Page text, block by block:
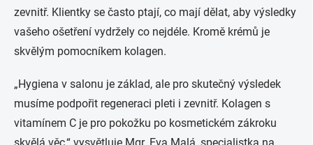
zevnitř. Klientky se často ptají, co mají dělat, aby výsledky
vašeho ošetření vydržely co nejdéle. Kromě krémů je
skvělým pomocníkem kolagen.
„Hygiena v salonu je základ, ale pro skutečný výsledek
musíme podpořit regeneraci pleti i zevnitř. Kolagen s
vitamínem C je pro pokožku po kosmetickém zákroku